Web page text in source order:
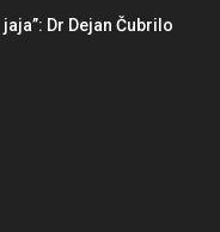
Dr Dejan Čubrilo